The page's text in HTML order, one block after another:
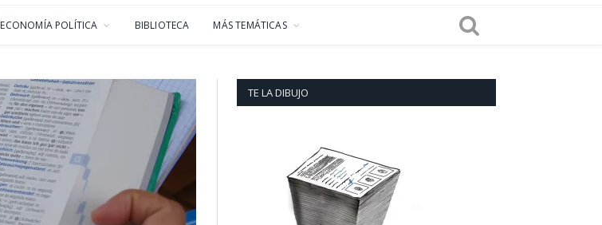
ECONOMÍA POLÍTICA BIBLIOTECA MÁS TEMÁTICAS
TE LA DIBUJO